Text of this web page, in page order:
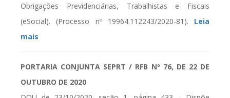
Obrigações Previdenciárias, Trabalhistas e Fiscais
(eSocial). (Processo nº 19964.112243/2020-81). Leia
mais
PORTARIA CONJUNTA SEPRT / RFB Nº 76, DE 22 DE
OUTUBRO DE 2020